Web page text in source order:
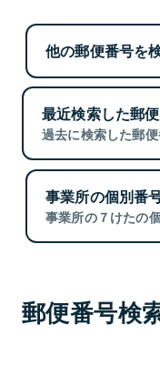
他の郵便番号を
最近検索した郵
過去に検索した郵便
事業所の個別番
事業所の７けたの
郵便番号検